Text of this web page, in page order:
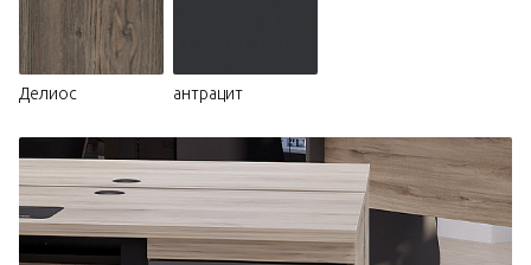
Делиос антрацит